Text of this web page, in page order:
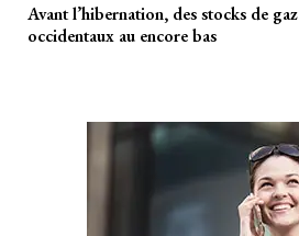
Avant l’hibernation, des stocks de gaz
occidentaux au encore bas